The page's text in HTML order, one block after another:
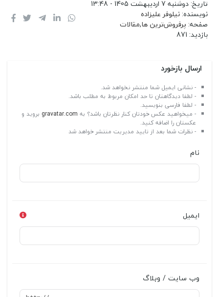
تاریخ:دوشنبه 7 اردیبهشت 1405 - 13:48
نویسنده:نیلوفر علیزاده
صفحه: پرفروش‌ترین ها,مقالات
بازدید: 871
ارسال بازخورد
- نشانی ایمیل شما منتشر نخواهد شد.
- لطفا دیدگاهتان تا حد امکان مربوط به مطلب باشد.
- لطفا فارسی بنویسید.
- میخواهید عکس خودتان کنار نظرتان باشد؟ به gravatar.com بروید و
عکستان را اضافه کنید.
- نظرات شما بعد از تایید مدیریت منتشر خواهد شد
نام
ایمیل
وب سایت / وبلاگ